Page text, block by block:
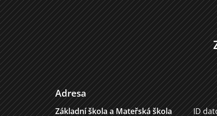
Adresa
Základní škola a Mateřská škola ID